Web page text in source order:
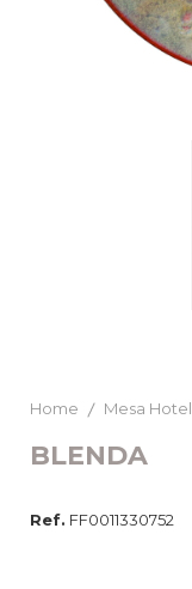
Home Mesa Hotel
BLENDA
Ref. FF0011330752